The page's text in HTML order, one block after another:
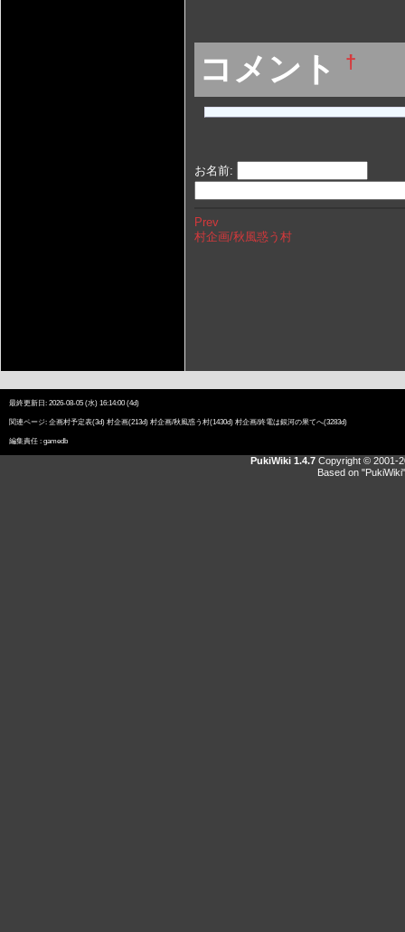
コメント †
お名前:
Prev
村企画/秋風惑う村
最終更新日: 2026-08-05 (水) 16:14:00 (4d)
関連ページ: 企画村予定表(3d) 村企画(213d) 村企画/秋風惑う村(1430d) 村企画/終電は銀河の果てへ(3283d)
編集責任 : gamedb
PukiWiki 1.4.7 Copyright © 2001-
Based on